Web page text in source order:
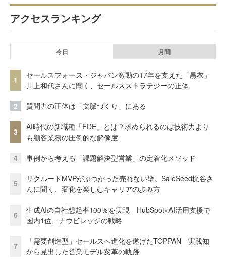
アクセスランキング
今日 月間
1
セールスフォース・ジャパン激動の17年を支えた「黒衣」
川上和代さんに聞く、セールスストラテジーの正体
2 質問力の正体は「文脈づくり」にある
3
AI時代の新職種「FDE」とは？求められるのは技術力より
も顧客業務の圧倒的な解像度
4 事例から考える「課題解決型営業」の定着化メソッド
5
リクルートMVPがぶつかった売れない壁。SaleSeed梶谷さ
んに聞く、変化を楽しむキャリアの歩み方
6
生成AIの自社想起率100％を実現 HubSpot×AI活用支援で
国内1位、ナウビレッジの戦略
7
「需要創造型」セールスへ進化を遂げたTOPPAN 実践知
から見出した営業モデル変革の軌跡